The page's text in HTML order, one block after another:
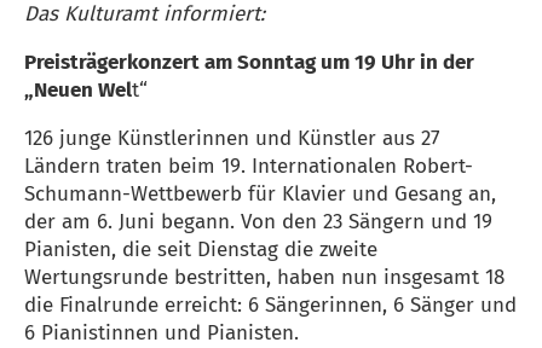
Das Kulturamt informiert:
Preisträgerkonzert am Sonntag um 19 Uhr in der
„Neuen Welt“
126 junge Künstlerinnen und Künstler aus 27
Ländern traten beim 19. Internationalen Robert-
Schumann-Wettbewerb für Klavier und Gesang an,
der am 6. Juni begann. Von den 23 Sängern und 19
Pianisten, die seit Dienstag die zweite
Wertungsrunde bestritten, haben nun insgesamt 18
die Finalrunde erreicht: 6 Sängerinnen, 6 Sänger und
6 Pianistinnen und Pianisten.